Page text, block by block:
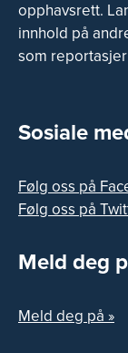
opphavsrett.
innhold på
som
Sosiale
Følg oss på
Følg oss på
Meld deg
Meld deg på »